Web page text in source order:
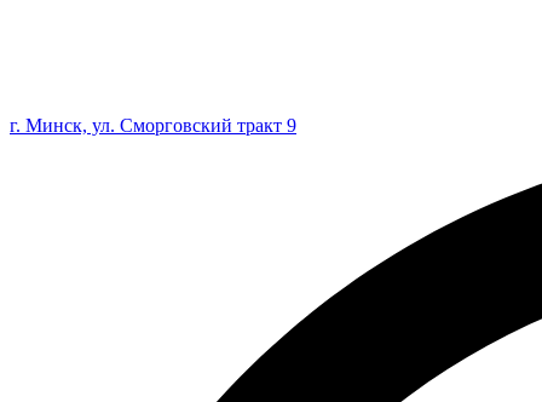
г. Минск, ул. Сморговский тракт 9